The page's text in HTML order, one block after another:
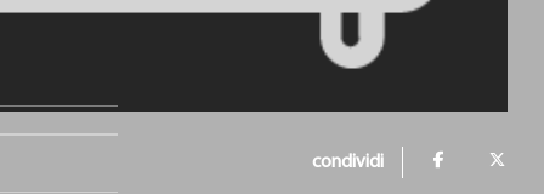
condividi